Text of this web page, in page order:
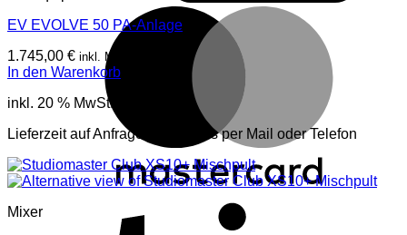
EV EVOLVE 50 PA-Anlage
1.745,00 € inkl. Mwst
In den Warenkorb
inkl. 20 % MwSt.
Lieferzeit auf Anfrage, mehr Infos per Mail oder Telefon
Mixer